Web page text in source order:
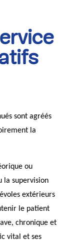
sont agréés
la
ou
la supervision
extérieurs
le patient
chronique et
vital et ses